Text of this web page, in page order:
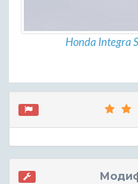
Honda Integra